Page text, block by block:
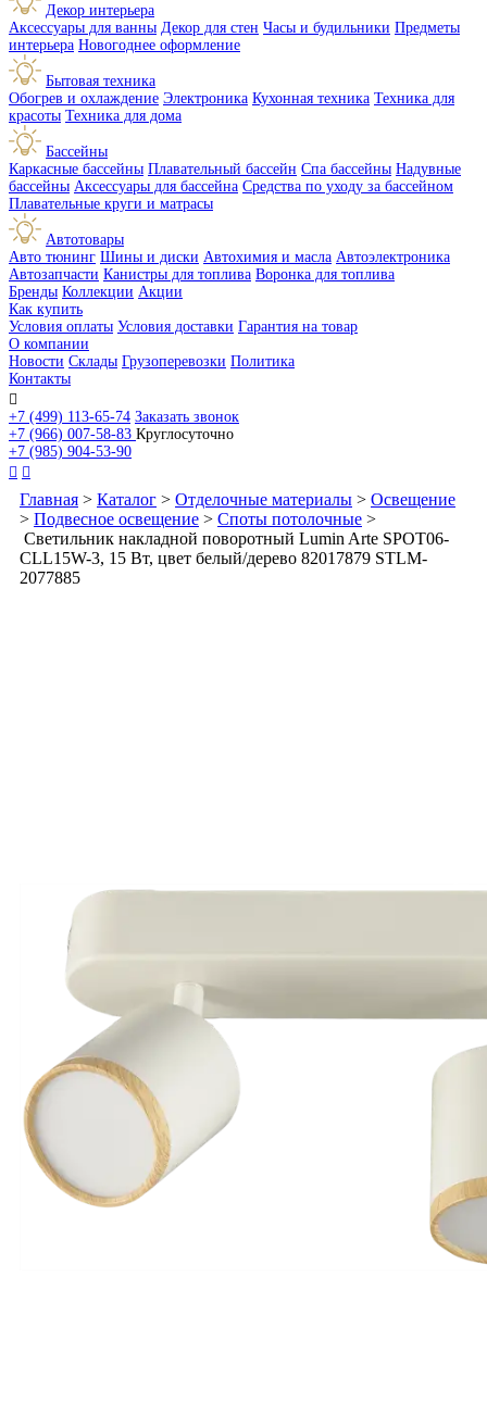
Декор интерьера
Аксессуары для ванны Декор для стен Часы и будильники Предметы
интерьера Новогоднее оформление
Бытовая техника
Обогрев и охлаждение Электроника Кухонная техника Техника для
красоты Техника для дома
Бассейны
Каркасные бассейны Плавательный бассейн Спа бассейны Надувные
бассейны Аксессуары для бассейна Средства по уходу за бассейном
Плавательные круги и матрасы
Автотовары
Авто тюнинг Шины и диски Автохимия и масла Автоэлектроника
Автозапчасти Канистры для топлива Воронка для топлива
Бренды Коллекции Акции
Как купить
Условия оплаты Условия доставки Гарантия на товар
О компании
Новости Склады Грузоперевозки Политика
Контакты

+7 (499) 113-65-74 Заказать звонок
+7 (966) 007-58-83 Круглосуточно
+7 (985) 904-53-90
 
Главная > Каталог > Отделочные материалы > Освещение
> Подвесное освещение > Споты потолочные >
Светильник накладной поворотный Lumin Arte SPOT06-
CLL15W-3, 15 Вт, цвет белый/дерево 82017879 STLM-
2077885